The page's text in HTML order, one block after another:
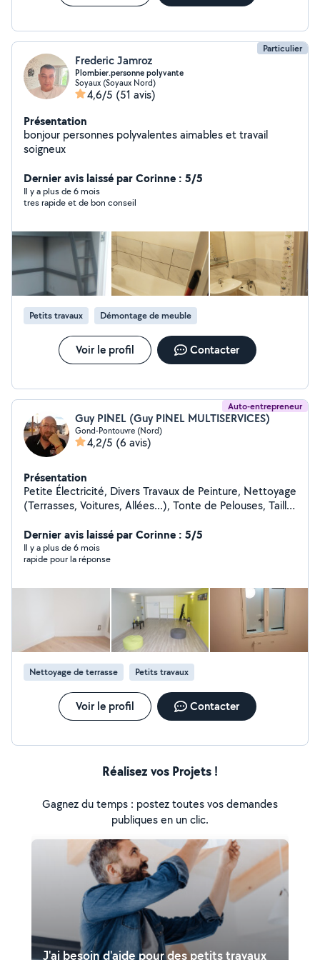
une offre multi-service pour des travaux de plomberies,
Particulier
Frederic Jamroz
Plombier.personne polyvante
Soyaux (Soyaux Nord)
4,6/5 (51 avis)
Présentation
bonjour personnes polyvalentes aimables et travail
soigneux
Dernier avis laissé par Corinne : 5/5
Il y a plus de 6 mois
tres rapide et de bon conseil
Petits travaux Démontage de meuble
Voir le profil Contacter
Auto-entrepreneur
Guy PINEL (Guy PINEL MULTISERVICES)
Gond-Pontouvre (Nord)
4,2/5 (6 avis)
Présentation
Petite Électricité, Divers Travaux de Peinture, Nettoyage
(Terrasses, Voitures, Allées...), Tonte de Pelouses, Taille
Livraison de Courses, Assistance Informatique, etc...
Dernier avis laissé par Corinne : 5/5
Il y a plus de 6 mois
rapide pour la réponse
Nettoyage de terrasse Petits travaux
Voir le profil Contacter
Réalisez vos Projets !
Gagnez du temps : postez toutes vos demandes
publiques en un clic.
J'ai besoin d'aide pour des petits travaux